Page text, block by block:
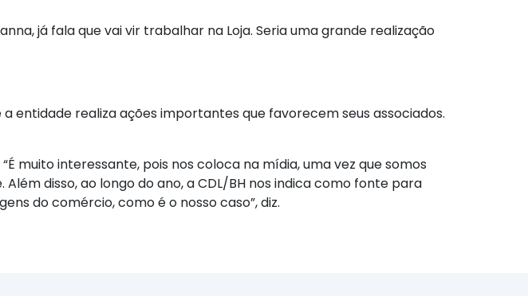
já fala que vai vir trabalhar na Loja. Seria uma grande realização
a entidade realiza ações importantes que favorecem seus associados.
muito interessante, pois nos coloca na mídia, uma vez que somos
disso, ao longo do ano, a CDL/BH nos indica como fonte para
do comércio, como é o nosso caso”, diz.